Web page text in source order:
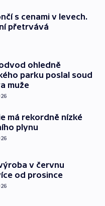
s cenami v levech.
přetrvává
ohledně
parku poslal soud
muže
má rekordně nízké
plynu
v červnu
od prosince